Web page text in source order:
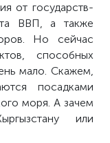
от государств-
ВВП, а также
Но сейчас
способных
мало. Скажем,
посадками
моря. А зачем
или